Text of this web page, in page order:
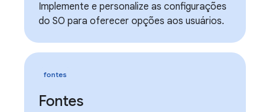
Implemente e personalize as configurações
do SO para oferecer opções aos usuários.
fontes
Fontes